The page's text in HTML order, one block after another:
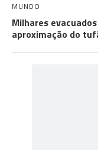
MUNDO
Milhares
aproximação do